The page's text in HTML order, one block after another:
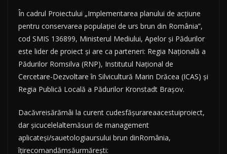
În cadrul Proiectului „Implementarea planului de acțiune
pentru conservarea populației de urs brun din România”,
cod SMIS 136899, Ministerul Mediului, Apelor și Pădurilor
este lider de proiect și are ca parteneri: Regia Națională a
Pădurilor Romsilva (RNP), Institutul Național de
Cercetare-Dezvoltare în Silvicultură Marin Drăcea (ICAS) și
Regia Publică Locală a Pădurilor Kronstadt Brașov.
Dacăvreisărămâi la curent cudesfășurareaacestuiproiect,
dar șicucelelaltemăsuri de management
aplicateși/sauetologiaursului brun dinRomânia,
îțirecomandămsăurmărești: